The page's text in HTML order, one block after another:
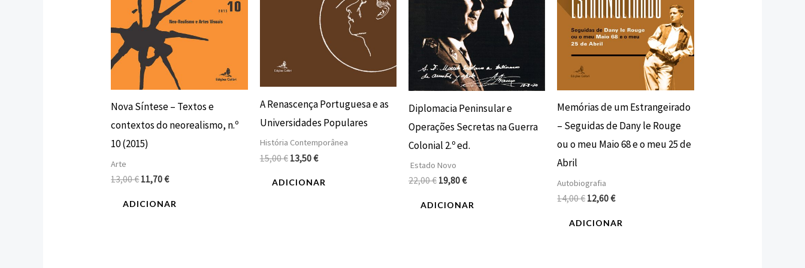
Nova Síntese – Textos e
contextos do neorealismo, n.º
10 (2015)
Arte
13,00€11,70€
ADICIONAR
A Renascença Portuguesa e as
Universidades Populares
História Contemporânea
15,00€ 13,50€
ADICIONAR
Diplomacia Peninsular e
Operações Secretas na Guerra
Colonial 2.º ed.
Estado Novo
22,00€ 19,80€
ADICIONAR
Memórias de um Estrangeirado
– Seguidas de Dany le Rouge
ou o meu Maio 68 e o meu 25 de
Abril
Autobiografia
14,00€12,60€
ADICIONAR